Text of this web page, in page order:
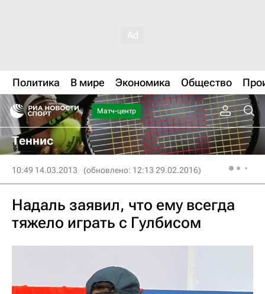
Политика В мире Экономика Общество
Матч-центр
Теннис
10:49 14.03.2013 (обновлено: 12:13 29.02.2016)
Надаль заявил, что ему всегда
тяжело играть с Гулбисом